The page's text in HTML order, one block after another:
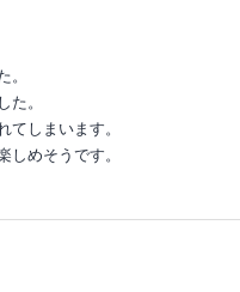
。
た。
てしまいます。
しめそうです。